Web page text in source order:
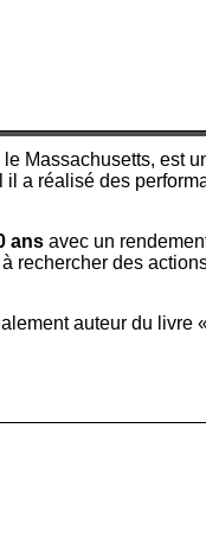
Massachusetts, est
il a réalisé des
ans avec un
rechercher des
auteur du livre